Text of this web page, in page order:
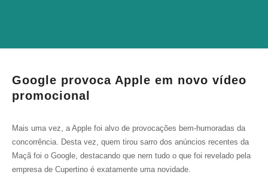
Google provoca Apple em novo vídeo
promocional
Mais uma vez, a Apple foi alvo de provocações bem-humoradas da
concorrência. Desta vez, quem tirou sarro dos anúncios recentes da
Maçã foi o Google, destacando que nem tudo o que foi revelado pela
empresa de Cupertino é exatamente uma novidade.